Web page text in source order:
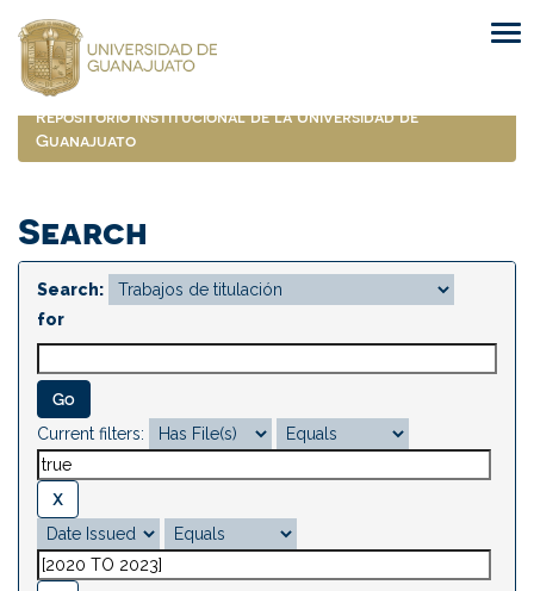
navigation
Repositorio Institucional de la Universidad de
Guanajuato
Search
Search:
for
Current filters: